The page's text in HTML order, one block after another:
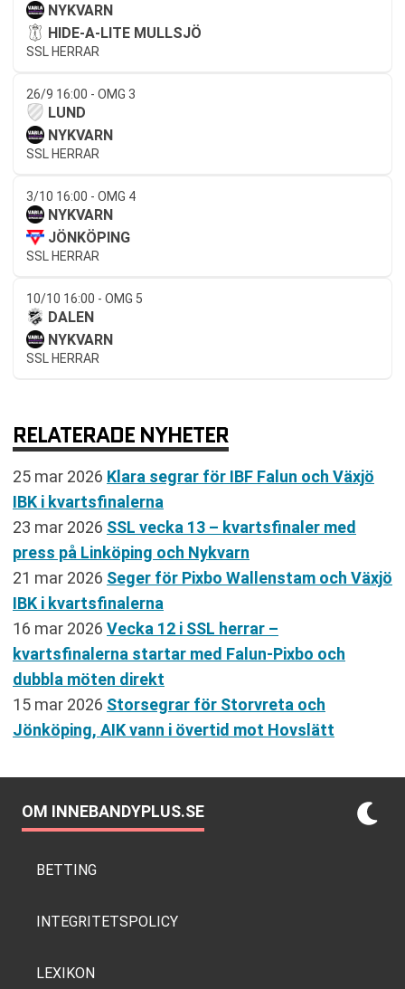
NYKVARN
HIDE-A-LITE MULLSJÖ
SSL HERRAR
26/9 16:00 - OMG 3
LUND
NYKVARN
SSL HERRAR
3/10 16:00 - OMG 4
NYKVARN
JÖNKÖPING
SSL HERRAR
10/10 16:00 - OMG 5
DALEN
NYKVARN
SSL HERRAR
RELATERADE NYHETER
25 mar 2026 Klara segrar för IBF Falun och Växjö
IBK i kvartsfinalerna
23 mar 2026 SSL vecka 13 – kvartsfinaler med
press på Linköping och Nykvarn
21 mar 2026 Seger för Pixbo Wallenstam och Växjö
IBK i kvartsfinalerna
16 mar 2026 Vecka 12 i SSL herrar –
kvartsfinalerna startar med Falun-Pixbo och
dubbla möten direkt
15 mar 2026 Storsegrar för Storvreta och
Jönköping, AIK vann i övertid mot Hovslätt
OM INNEBANDYPLUS.SE
BETTING
INTEGRITETSPOLICY
LEXIKON